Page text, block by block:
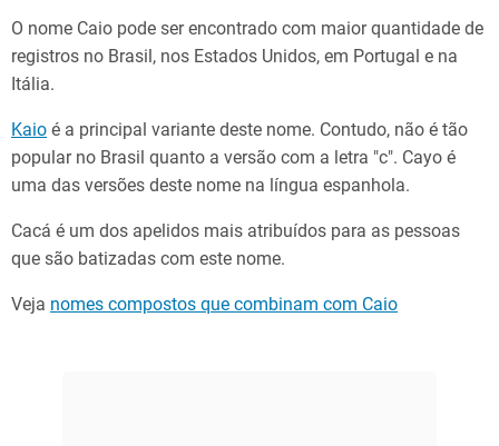
O nome Caio pode ser encontrado com maior quantidade de
registros no Brasil, nos Estados Unidos, em Portugal e na
Itália.
Kaio é a principal variante deste nome. Contudo, não é tão
popular no Brasil quanto a versão com a letra "c". Cayo é
uma das versões deste nome na língua espanhola.
Cacá é um dos apelidos mais atribuídos para as pessoas
que são batizadas com este nome.
Veja nomes compostos que combinam com Caio